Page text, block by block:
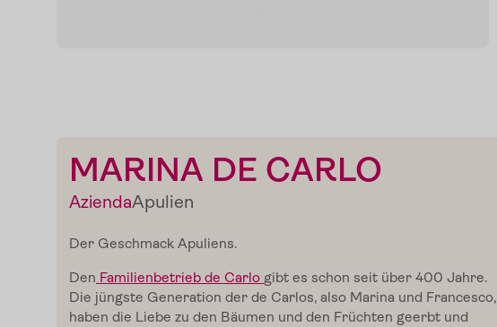
MARINA DE CARLO
AziendaApulien
Der Geschmack Apuliens.
Den Familienbetrieb de Carlo gibt es schon seit über 400 Jahre.
Die jüngste Generation der de Carlos, also Marina und Francesco,
haben die Liebe zu den Bäumen und den Früchten geerbt und